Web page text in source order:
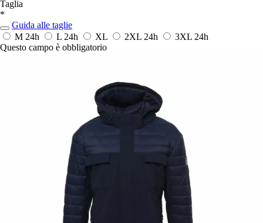
Taglia
*
Guida alle taglie
M 24h L 24h XL 2XL 24h 3XL 24h
Questo campo è obbligatorio